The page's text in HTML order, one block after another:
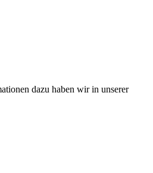
dazu haben wir in unserer